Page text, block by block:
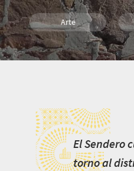
Arte
Cultura
El Sendero
torno al